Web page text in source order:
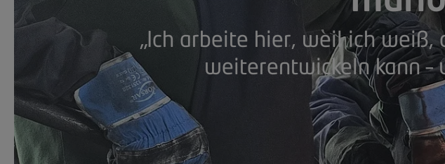
„Ich arbeite hier, weil ich weiß,
weiterentwickeln kann –